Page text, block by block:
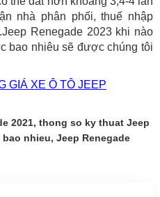
nhà phân phối, thuế nhập
Renegade 2023 khi nào
bao nhiêu sẽ được chúng tôi
GIÁ XE Ô TÔ JEEP
2021, thong so ky thuat Jeep
nhieu, Jeep Renegade